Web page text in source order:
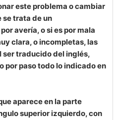
este problema o cambiar
se trata de un
avería, o si es por mala
clara, o incompletas, las
ser traducido del inglés,
por paso todo lo indicado en
aparece en la parte
superior izquierdo, con